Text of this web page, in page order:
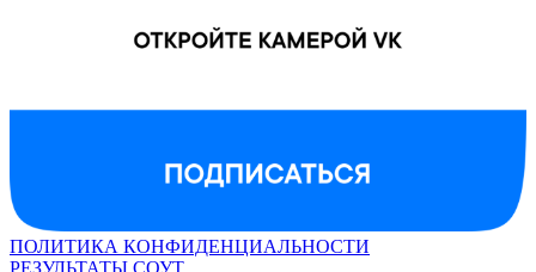
ПОЛИТИКА КОНФИДЕНЦИАЛЬНОСТИ